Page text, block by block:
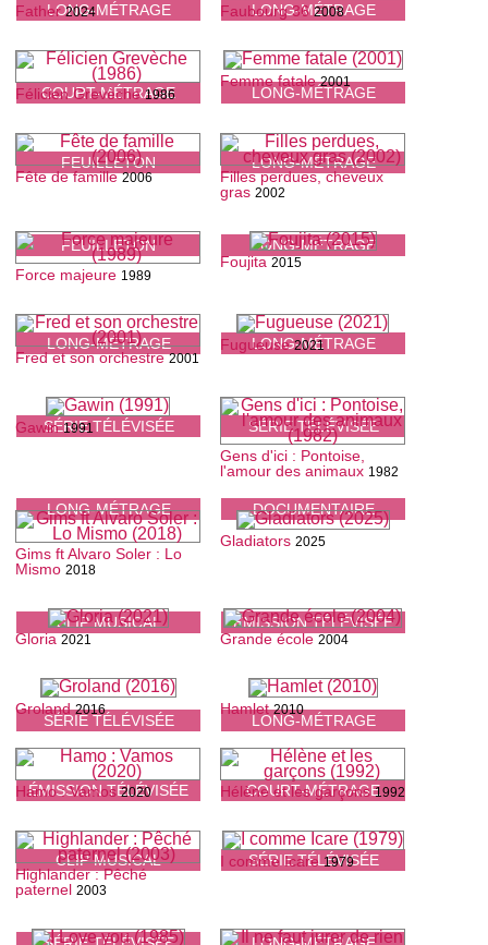
LONG-MÉTRAGE LONG-MÉTRAGE
COURT-MÉTRAGE
Father 2024
LONG-MÉTRAGE
Faubourg 36 2008
FEUILLETON
Félicien Grevèche 1986
LONG-MÉTRAGE
Femme fatale 2001
FEUILLETON
Fête de famille 2006
LONG-MÉTRAGE
Filles perdues, cheveux
gras 2002
LONG-MÉTRAGE
Force majeure 1989
LONG-MÉTRAGE
Foujita 2015
SÉRIE TÉLÉVISÉE
Fred et son orchestre 2001
SÉRIE TÉLÉVISÉE
Fugueuse 2021
LONG-MÉTRAGE
Gawin 1991
DOCUMENTAIRE
Gens d'ici : Pontoise,
l'amour des animaux 1982
CLIP MUSICAL
Gims ft Alvaro Soler : Lo
Mismo 2018
ÉMISSION TÉLÉVISÉE
Gladiators 2025
SÉRIE TÉLÉVISÉE
Gloria 2021
LONG-MÉTRAGE
Grande école 2004
ÉMISSION TÉLÉVISÉE
Groland 2016
COURT-MÉTRAGE
Hamlet 2010
CLIP MUSICAL
Hamo : Vamos 2020
SÉRIE TÉLÉVISÉE
Hélène et les garçons 1992
Highlander : Pêché
paternel 2003
I comme Icare 1979